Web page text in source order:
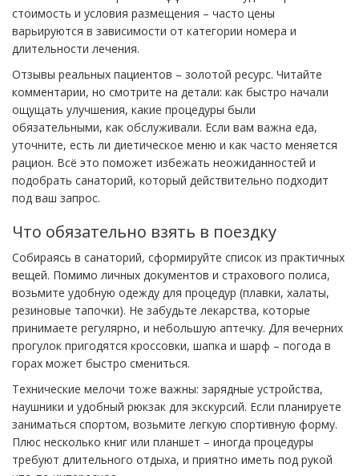
стоимость и условия размещения – часто цены
варьируются в зависимости от категории номера и
длительности лечения.
Отзывы реальных пациентов – золотой ресурс. Читайте
комментарии, но смотрите на детали: как быстро начали
ощущать улучшения, какие процедуры были
обязательными, как обслуживали. Если вам важна еда,
уточните, есть ли диетическое меню и как часто меняется
рацион. Всё это поможет избежать неожиданностей и
подобрать санаторий, который действительно подходит
под ваш запрос.
Что обязательно взять в поездку
Собираясь в санаторий, сформируйте список из практичных
вещей. Помимо личных документов и страхового полиса,
возьмите удобную одежду для процедур (плавки, халаты,
резиновые тапочки). Не забудьте лекарства, которые
принимаете регулярно, и небольшую аптечку. Для вечерних
прогулок пригодятся кроссовки, шапка и шарф – погода в
горах может быстро смениться.
Технические мелочи тоже важны: зарядные устройства,
наушники и удобный рюкзак для экскурсий. Если планируете
заниматься спортом, возьмите легкую спортивную форму.
Плюс несколько книг или планшет – иногда процедуры
требуют длительного отдыха, и приятно иметь под рукой